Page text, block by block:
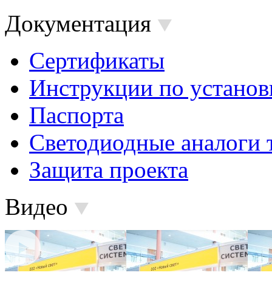
Документация
Сертификаты
Инструкции по
Паспорта
Светодиодные аналоги
Защита проекта
Видео